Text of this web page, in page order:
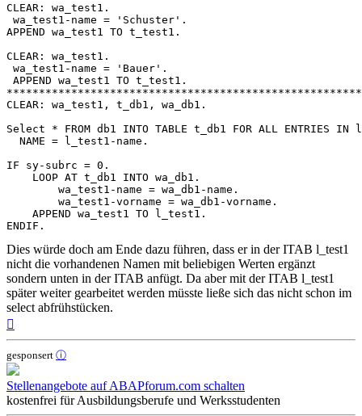
CLEAR: wa_test1.
wa_test1-name = 'Schuster'.
APPEND wa_test1 TO t_test1.
CLEAR: wa_test1.
wa_test1-name = 'Bauer'.
APPEND wa_test1 TO t_test1.
CLEAR: wa_test1, t_db1, wa_db1.
Select * FROM db1 INTO TABLE t_db1 FOR ALL ENTRIES IN
  NAME = l_test1-name.
IF sy-subrc = 0.
    LOOP AT t_db1 INTO wa_db1.
        wa_test1-name = wa_db1-name.
        wa_test1-vorname = wa_db1-vorname.
    APPEND wa_test1 TO l_test1.
Dies würde doch am Ende dazu führen, dass er in der ITAB l_test1
nicht die vorhandenen Namen mit beliebigen Werten ergänzt
sondern unten in der ITAB anfügt. Da aber mit der ITAB l_test1
später weiter gearbeitet werden müsste ließe sich das nicht schon im
select abfrühstücken.
gesponsert ⓘ
Stellenangebote auf ABAPforum.com schalten
kostenfrei für Ausbildungsberufe und Werksstudenten